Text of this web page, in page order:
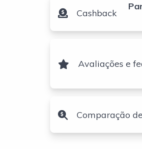
Cashback
Avaliações e
Comparação